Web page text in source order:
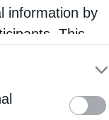
information by
This
disclose it